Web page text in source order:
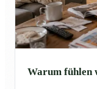
Warum fühlen